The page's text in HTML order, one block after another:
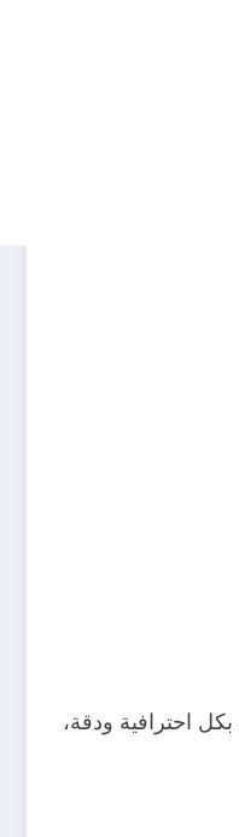
بكل احترافية ودقة،